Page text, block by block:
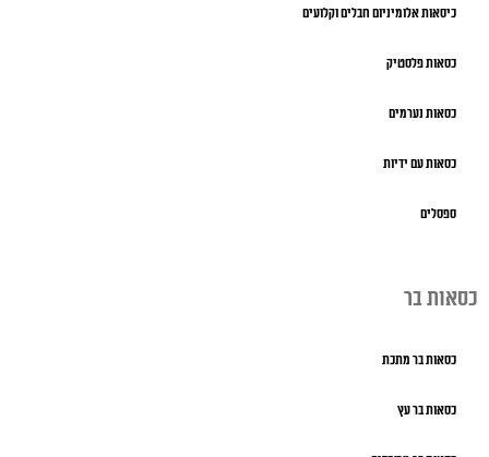
כיסאות אלומיניום חבלים וקלועים
כסאות פלסטיק
כסאות נערמים
כסאות עם ידיות
ספסלים
כסאות בר
כסאות בר מתכת
כסאות בר עץ